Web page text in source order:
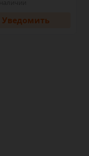
Уведомить